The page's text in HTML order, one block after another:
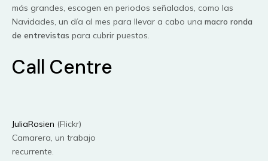
más grandes, escogen en periodos señalados, como las
Navidades, un día al mes para llevar a cabo una macro ronda
de entrevistas para cubrir puestos.
Call Centre
JuliaRosien (Flickr)
Camarera, un trabajo
recurrente.